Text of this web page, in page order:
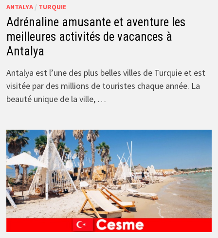
ANTALYA/ TURQUIE
Adrénaline amusante et aventure les
meilleures activités de vacances à
Antalya
Antalya est l’une des plus belles villes de Turquie et est
visitée par des millions de touristes chaque année. La
beauté unique de la ville, …